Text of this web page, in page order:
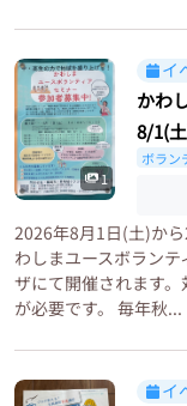
1
イ
かわ
8/1(
ボラン
2026年8月1日(土)か
わしまユースボラン
ザにて開催されます
が必要です。 毎年秋...
イ